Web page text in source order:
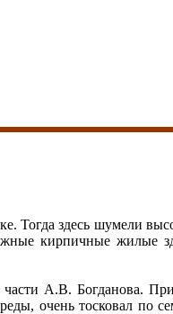
Тогда здесь шумели
кирпичные жилые
А.В. Богданова.
очень тосковал по